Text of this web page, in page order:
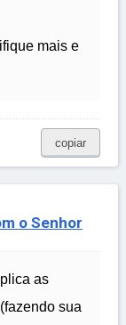
mais e
copiar
o Senhor
as
sua